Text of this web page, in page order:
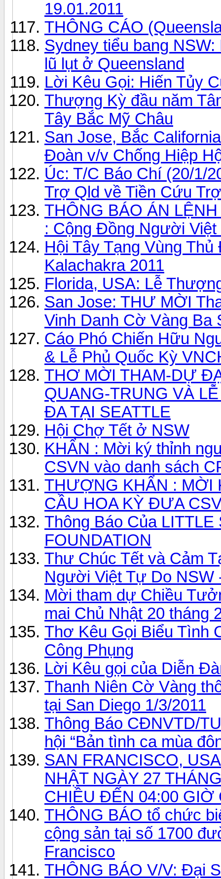
19.01.2011
THÔNG CÁO
Sydney tiểu bang
lũ lụt ở Queensland
Lời Kêu Gọi: Hiến Tủy
Thượng Kỳ đầu năm
Tây Bắc Mỹ Châu
San Jose, Bắc
Đoàn v/v Chống Hiệp
Úc: T/C Báo Chí (20/1/
Trợ Qld về Tiền Cứu
THÔNG BÁO ÁN
: Cộng Đồng Người
Hội Tây Tạng Vùng
Kalachakra 2011
Florida, USA: Lễ
San Jose: THƯ MỜI
Vinh Danh Cờ Vàng Ba
Cáo Phó Chiến Hữu
& Lễ Phủ Quốc Kỳ
THƠ MỜI THAM-DỰ
QUANG-TRUNG VÀ
ĐA TẠI SEATTLE
Hội Chợ Tết ở NSW
KHẨN : Mời ký thỉnh
CSVN vào danh sách
THƯỢNG KHẨN : MỜI
CẦU HOA KỲ ĐƯA
Thông Báo Của
FOUNDATION
Thư Chúc Tết và Cảm
Người Việt Tự Do NSW
Mời tham dự Chiều
mai Chủ Nhật 20 tháng
Thơ Kêu Gọi Biểu Tình
Công Phụng
Lời Kêu gọi của Diễn
Thanh Niên Cờ Vàng
tại San Diego 1/3/2011
Thông Báo CĐNVTD/
hội “Bản tình ca mùa
SAN FRANCISCO,
NHẬT NGÀY 27
CHIỀU ĐẾN 04:00 GIỜ
THÔNG BÁO tổ chức
cộng sản tại số 1700
Francisco
THÔNG BÁO V/V: Đại